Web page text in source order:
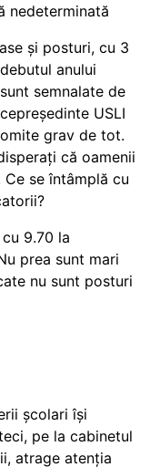
nedeterminată
și posturi, cu 3
anului
semnalate de
USLI
grav de tot.
că oamenii
se întâmplă cu
9.70 la
prea sunt mari
nu sunt posturi
școlari își
pe la cabinetul
atrage atenția